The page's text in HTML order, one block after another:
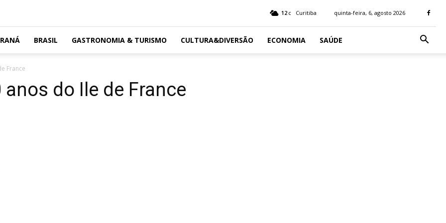
12 C Curitiba quinta-feira, 6, agosto 2026
BRASIL GASTRONOMIA & TURISMO CULTURA&DIVERSÃO ECONOMIA SAÚDE
France
do Ile de France